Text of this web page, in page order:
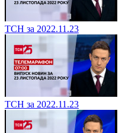
ТСН за 2022.11.23
ТСН за 2022.11.23